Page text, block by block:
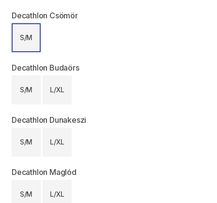
Decathlon Csömör
S/M
Decathlon Budaörs
S/M L/XL
Decathlon Dunakeszi
S/M L/XL
Decathlon Maglód
S/M L/XL